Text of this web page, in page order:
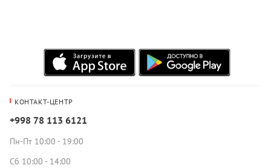
КОНТАКТ-ЦЕНТР
+998 78 113 6121
Пн-Пт 10:00 - 19:00
Сб 10:00 - 14:00